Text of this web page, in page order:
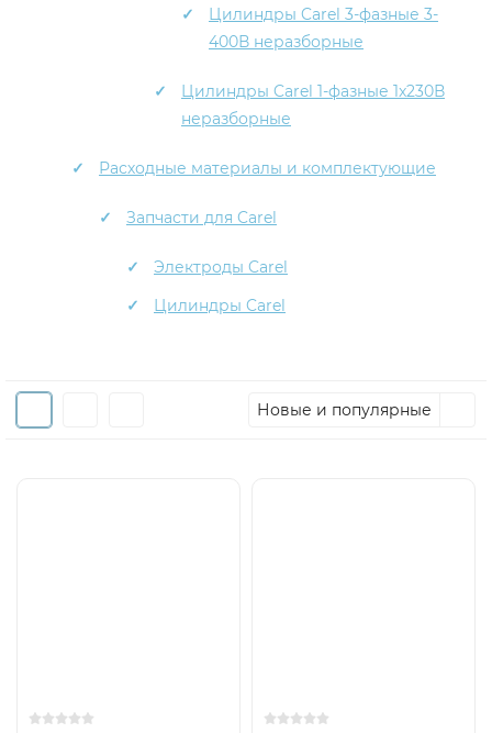
Цилиндры Carel 3-фазные 3-
400В неразборные
Цилиндры Carel 1-фазные 1x230В
неразборные
Расходные материалы и комплектующие
Запчасти для Carel
Электроды Carel
Цилиндры Carel
Новые и популярные